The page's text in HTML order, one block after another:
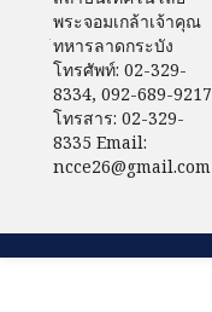
พระจอมเกล้าเจ้าคุณ
ทหารลาดกระบัง
โทรศัพท์: 02-329-
8334, 092-689-9217
โทรสาร: 02-329-
8335 Email:
ncce26@gmail.com